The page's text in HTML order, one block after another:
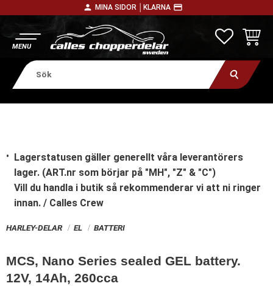
person MINA SIDOR │ KLARNA payment
Lagerstatusen gäller generellt våra leverantörers
lager. (ART.nr som börjar på "MH", "Z" & "C")
Vill du handla i butik så rekommenderar vi att ni ringer
innan. / Calles Crew
HARLEY-DELAR EL BATTERI
MCS, Nano Series sealed GEL battery.
12V, 14Ah, 260cca